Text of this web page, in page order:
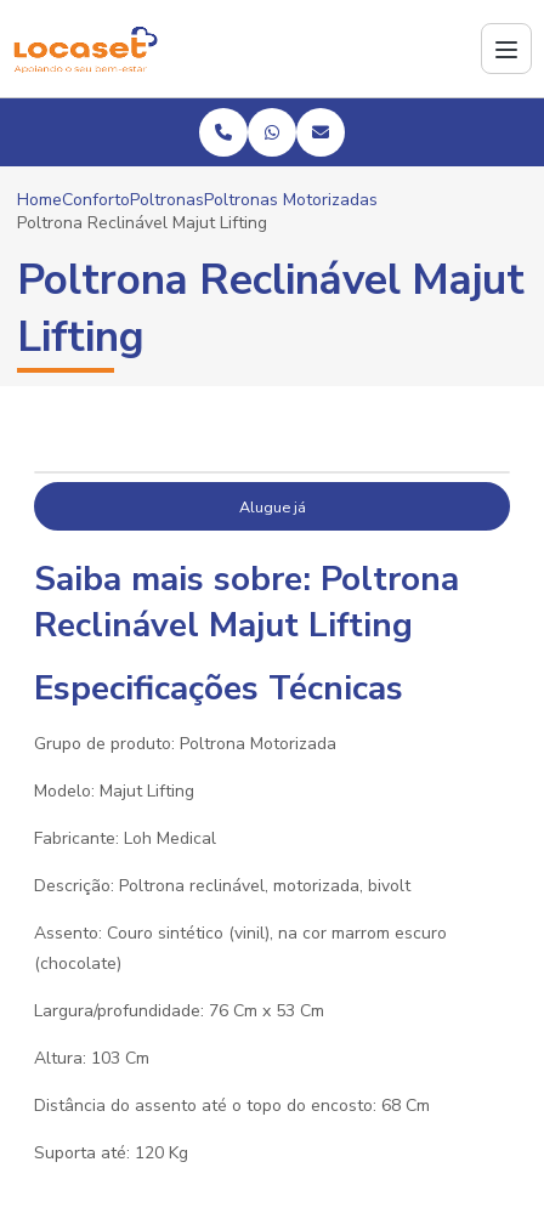
HomeConfortoPoltronasPoltronas Motorizadas
Poltrona Reclinável Majut Lifting
Poltrona Reclinável Majut
Lifting
Alugue já
Saiba mais sobre: Poltrona
Reclinável Majut Lifting
Especificações Técnicas
Grupo de produto: Poltrona Motorizada
Modelo: Majut Lifting
Fabricante: Loh Medical
Descrição: Poltrona reclinável, motorizada, bivolt
Assento: Couro sintético (vinil), na cor marrom escuro
(chocolate)
Largura/profundidade: 76 Cm x 53 Cm
Altura: 103 Cm
Distância do assento até o topo do encosto: 68 Cm
Suporta até: 120 Kg